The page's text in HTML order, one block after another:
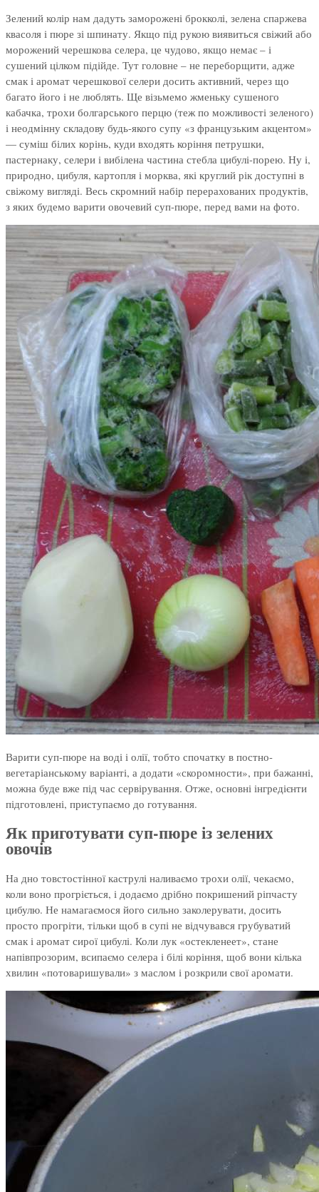
Зелений колір нам дадуть заморожені брокколі, зелена спаржева
квасоля і пюре зі шпинату. Якщо під рукою виявиться свіжий або
морожений черешкова селера, це чудово, якщо немає – і
сушений цілком підійде. Тут головне – не переборщити, адже
смак і аромат черешкової селери досить активний, через що
багато його і не люблять. Ще візьмемо жменьку сушеного
кабачка, трохи болгарського перцю (теж по можливості зеленого)
і неодмінну складову будь-якого супу «з французьким акцентом»
— суміш білих корінь, куди входять коріння петрушки,
пастернаку, селери і вибілена частина стебла цибулі-порею. Ну і,
природно, цибуля, картопля і морква, які круглий рік доступні в
свіжому вигляді. Весь скромний набір перерахованих продуктів,
з яких будемо варити овочевий суп-пюре, перед вами на фото.
Варити суп-пюре на воді і олії, тобто спочатку в постно-
вегетаріанському варіанті, а додати «скоромности», при бажанні,
можна буде вже під час сервірування. Отже, основні інгредієнти
підготовлені, приступаємо до готування.
Як приготувати суп-пюре із зелених
овочів
На дно товстостінної каструлі наливаємо трохи олії, чекаємо,
коли воно прогріється, і додаємо дрібно покришений ріпчасту
цибулю. Не намагаємося його сильно заколерувати, досить
просто прогріти, тільки щоб в супі не відчувався грубуватий
смак і аромат сирої цибулі. Коли лук «остекленеет», стане
напівпрозорим, всипаємо селера і білі коріння, щоб вони кілька
хвилин «потоваришували» з маслом і розкрили свої аромати.